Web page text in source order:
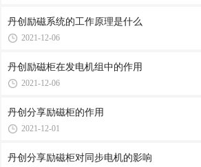
丹创励磁系统的工作原理是什么
2021-12-06
丹创励磁柜在发电机组中的作用
2021-12-06
丹创分享励磁柜的作用
2021-12-01
丹创分享励磁柜对同步电机的影响